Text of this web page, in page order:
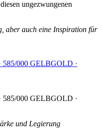
ungezwungenen
aber auch eine Inspiration für
585/000 GELBGOLD ·
585/000 GELBGOLD ·
und Legierung